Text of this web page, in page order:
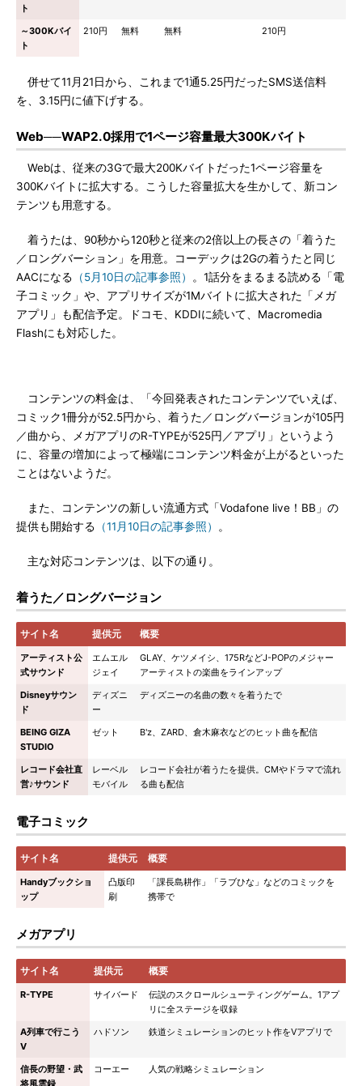
ト
～300Kバイ
ト
210円 無料 無料 210円
併せて11月21日から、これまで1通5.25円だったSMS送信料
を、3.15円に値下げする。
Web──WAP2.0採用で1ページ容量最大300Kバイト
Webは、従来の3Gで最大200Kバイトだった1ページ容量を
300Kバイトに拡大する。こうした容量拡大を生かして、新コン
テンツも用意する。
着うたは、90秒から120秒と従来の2倍以上の長さの「着うた
／ロングバーション」を用意。コーデックは2Gの着うたと同じ
AACになる （5月10日の記事参照）
。1話分をまるまる読める「電
子コミック」や、アプリサイズが1Mバイトに拡大された「メガ
アプリ」も配信予定。ドコモ、KDDIに続いて、Macromedia
Flashにも対応した。
コンテンツの料金は、「今回発表されたコンテンツでいえば、
コミック1冊分が52.5円から、着うた／ロングバージョンが105円
／曲から、メガアプリのR-TYPEが525円／アプリ」というよう
に、容量の増加によって極端にコンテンツ料金が上がるといった
ことはないようだ。
また、コンテンツの新しい流通方式「Vodafone live！BB」の
提供も開始する （11月10日の記事参照） 。
主な対応コンテンツは、以下の通り。
着うた／ロングバージョン
サイト名 提供元 概要
アーティスト公
式サウンド
エムエル
ジェイ
GLAY、ケツメイシ、175RなどJ-POPのメジャー
アーティストの楽曲をラインアップ
Disneyサウン
ド
ディズニ
ー
ディズニーの名曲の数々を着うたで
BEING GIZA
STUDIO
ゼット B'z、ZARD、倉木麻衣などのヒット曲を配信
レコード会社直
営♪サウンド
レーベル
モバイル
レコード会社が着うたを提供。CMやドラマで流れ
る曲も配信
電子コミック
サイト名 提供元 概要
Handyブックショ
ップ
凸版印
刷
「課長島耕作」「ラブひな」などのコミックを
携帯で
メガアプリ
サイト名 提供元 概要
R-TYPE サイバード
伝説のスクロールシューティングゲーム。1アプ
リに全ステージを収録
A列車で行こう
V
ハドソン 鉄道シミュレーションのヒット作をVアプリで
信長の野望・武
将風雲録
コーエー 人気の戦略シミュレーション